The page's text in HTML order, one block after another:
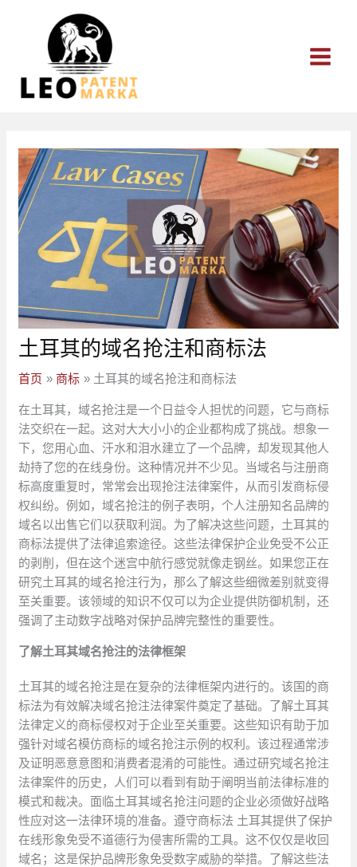
土耳其的域名抢注和商标法
首页 商标 土耳其的域名抢注和商标法
在土耳其，域名抢注是一个日益令人担忧的问题，它与商标
法交织在一起。这对大大小小的企业都构成了挑战。想象一
下，您用心血、汗水和泪水建立了一个品牌，却发现其他人
劫持了您的在线身份。这种情况并不少见。当域名与注册商
标高度重复时，常常会出现抢注法律案件，从而引发商标侵
权纠纷。例如，域名抢注的例子表明，个人注册知名品牌的
域名以出售它们以获取利润。为了解决这些问题，土耳其的
商标法提供了法律追索途径。这些法律保护企业免受不公正
的剥削，但在这个迷宫中航行感觉就像走钢丝。如果您正在
研究土耳其的域名抢注行为，那么了解这些细微差别就变得
至关重要。该领域的知识不仅可以为企业提供防御机制，还
强调了主动数字战略对保护品牌完整性的重要性。
了解土耳其域名抢注的法律框架
土耳其的域名抢注是在复杂的法律框架内进行的。该国的商
标法为有效解决域名抢注法律案件奠定了基础。了解土耳其
法律定义的商标侵权对于企业至关重要。这些知识有助于加
强针对域名模仿商标的域名抢注示例的权利。该过程通常涉
及证明恶意意图和消费者混淆的可能性。通过研究域名抢注
法律案件的历史，人们可以看到有助于阐明当前法律标准的
模式和裁决。面临土耳其域名抢注问题的企业必须做好战略
性应对这一法律环境的准备。遵守商标法 土耳其提供了保护
在线形象免受不道德行为侵害所需的工具。这不仅仅是收回
域名；这是保护品牌形象免受数字威胁的举措。了解这些法